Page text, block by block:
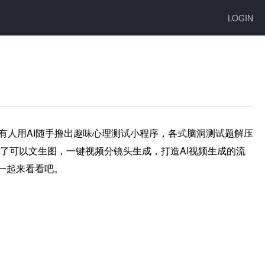
LOGIN
用AI随手撸出趣味心理测试小程序，各式脑洞测试题解压
可以文生图，一键视频分镜头生成，打造AI视频生成的流
来看看吧。